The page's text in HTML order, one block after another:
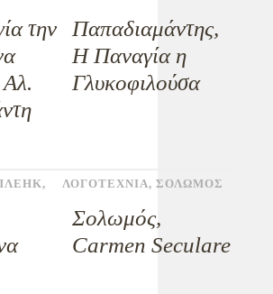
την
Παπαδιαμάντης,
Η Παναγία η
Γλυκοφιλούσα
,
ΛΟΓΟΤΕΧΝΙΑ, ΣΟΛΩΜΟΣ
Σολωμός,
Carmen Seculare